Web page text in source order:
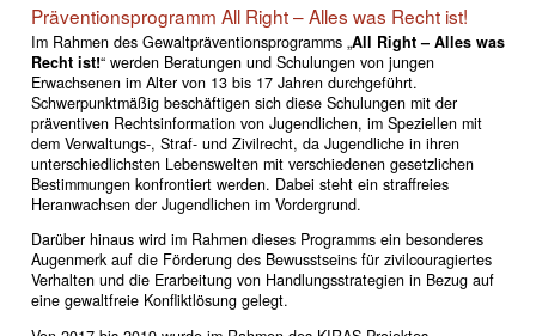
Präventionsprogramm All Right – Alles was Recht ist!
Im Rahmen des Gewaltpräventionsprogramms „All Right – Alles was
Recht ist!“ werden Beratungen und Schulungen von jungen
Erwachsenen im Alter von 13 bis 17 Jahren durchgeführt.
Schwerpunktmäßig beschäftigen sich diese Schulungen mit der
präventiven Rechtsinformation von Jugendlichen, im Speziellen mit
dem Verwaltungs-, Straf- und Zivilrecht, da Jugendliche in ihren
unterschiedlichsten Lebenswelten mit verschiedenen gesetzlichen
Bestimmungen konfrontiert werden. Dabei steht ein straffreies
Heranwachsen der Jugendlichen im Vordergrund.
Darüber hinaus wird im Rahmen dieses Programms ein besonderes
Augenmerk auf die Förderung des Bewusstseins für zivilcouragiertes
Verhalten und die Erarbeitung von Handlungsstrategien in Bezug auf
eine gewaltfreie Konfliktlösung gelegt.